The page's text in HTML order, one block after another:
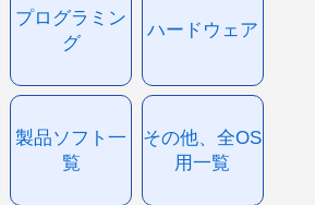
プログラミン
グ
ハードウェア
製品ソフト一
覧
その他、全OS
用一覧